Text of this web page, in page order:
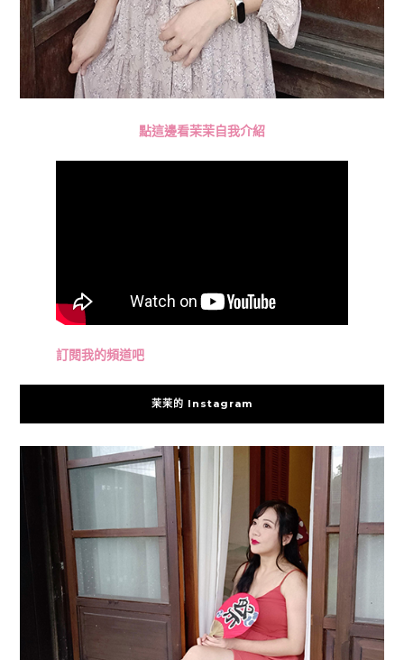
點這邊看茉茉自我介紹
訂閱我的頻道吧
茉茉的 Instagram